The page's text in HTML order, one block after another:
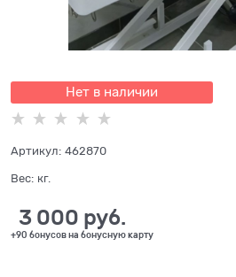
Нет в наличии
Артикул: 462870
Вес: кг.
3 000 руб.
+90 бонусов на бонусную карту